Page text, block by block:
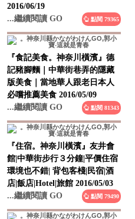
...繼續閱讀 GO
『食記美食。神奈川橫濱』德
記豬腳麵｜中華街巷弄的隱藏
版美食｜當地華人跟老日本人
必嚐推薦美食 2016/05/09
...繼續閱讀 GO
點閱 81343
『住宿。神奈川橫濱』友井會
館|中華街步行３分鐘|平價住宿
環境也不錯| 背包客棧|民宿|酒
店|飯店|Hotel|旅館 2016/05/03
...繼續閱讀 GO
點閱 79490